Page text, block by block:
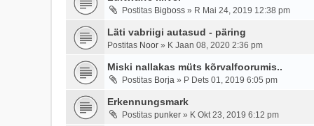
Postitas Bigboss » R Mai 24, 2019 12:38 pm
Läti vabriigi autasud - päring
Postitas Noor » K Jaan 08, 2020 2:36 pm
Miski nallakas müts kõrvalfoorumis..
Postitas Borja » P Dets 01, 2019 6:05 pm
Erkennungsmark
Postitas punker » K Okt 23, 2019 6:12 pm